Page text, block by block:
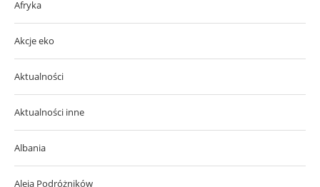
Afryka
Akcje eko
Aktualności
Aktualności inne
Albania
Aleja Podróżników